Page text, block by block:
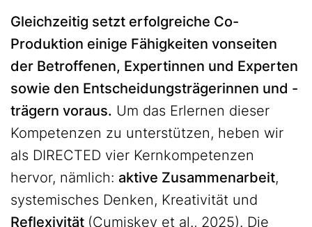
Gleichzeitig setzt erfolgreiche Co-
Produktion einige Fähigkeiten vonseiten
der Betroffenen, Expertinnen und Experten
sowie den Entscheidungsträgerinnen und -
trägern voraus. Um das Erlernen dieser
Kompetenzen zu unterstützen, heben wir
als DIRECTED vier Kernkompetenzen
hervor, nämlich: aktive Zusammenarbeit,
systemisches Denken, Kreativität und
Reflexivität (Cumiskey et al., 2025). Die